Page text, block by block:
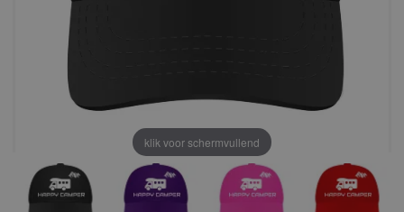
klik voor schermvullend